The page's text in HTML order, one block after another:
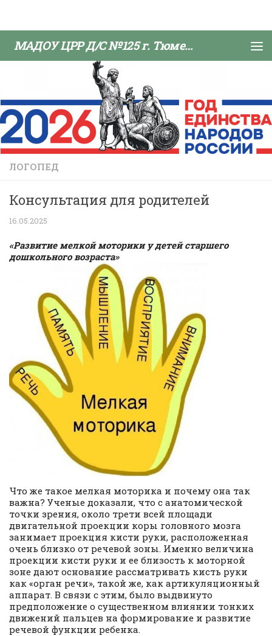
МАДОУ ЦРР Д/С №125 г. Тюмени
ЛОГОПЕД
Консультация для родителей
16.05.2025
«Развитие мелкой моторики у детей старшего
дошкольного возраста»
Что же такое мелкая моторика и почему она так
важна? Ученые доказали, что с анатомической
точки зрения, около трети всей площади
двигательной проекции коры головного мозга
занимает проекция кисти руки, расположенная
очень близко от речевой зоны. Именно величина
проекции кисти руки и ее близость к моторной
зоне дают основание рассматривать кисть руки
как «орган речи», такой же, как артикуляционный
аппарат. В связи с этим, было выдвинуто
предположение о существенном влиянии тонких
движений пальцев на формирование и развитие
речевой функции ребенка.